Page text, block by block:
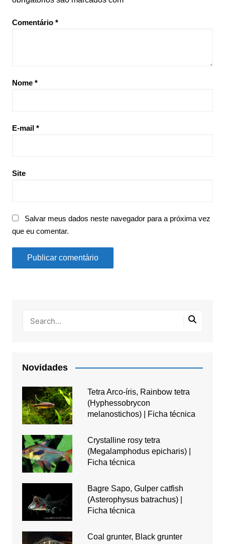
Comentário *
Nome *
E-mail *
Site
Salvar meus dados neste navegador para a próxima vez
que eu comentar.
Novidades
Tetra Arco-íris, Rainbow tetra
(Hyphessobrycon
melanostichos) | Ficha técnica
Crystalline rosy tetra
(Megalamphodus epicharis) |
Ficha técnica
Bagre Sapo, Gulper catfish
(Asterophysus batrachus) |
Ficha técnica
Coal grunter, Black grunter